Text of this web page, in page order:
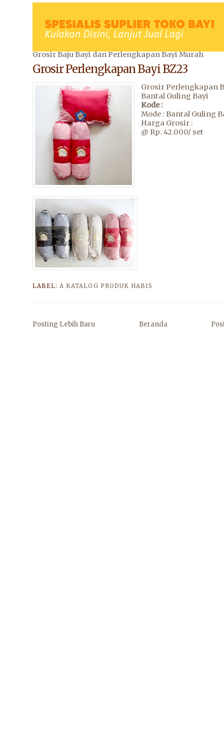
Grosir Baju Bayi dan Perlengkapan Bayi Murah
Grosir Perlengkapan Bayi BZ23
Grosir Perlengkapan
Bantal Guling Bayi
Kode :
Mode : Bantal Guling
Harga Grosir :
@ Rp. 42.000/ set
LABEL:A KATALOG PRODUK HABIS
Posting Lebih Baru Beranda